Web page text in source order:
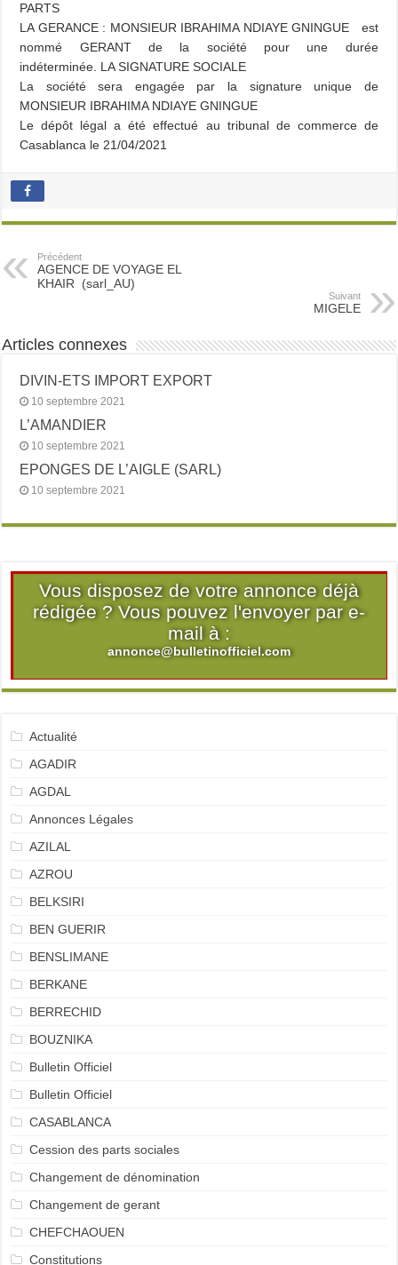
PARTS
LA GERANCE : MONSIEUR IBRAHIMA NDIAYE GNINGUE est
nommé GERANT de la société pour une durée
indéterminée. LA SIGNATURE SOCIALE
La société sera engagée par la signature unique de
MONSIEUR IBRAHIMA NDIAYE GNINGUE
Le dépôt légal a été effectué au tribunal de commerce de
Casablanca le 21/04/2021
Précédent
AGENCE DE VOYAGE EL
KHAIR (sarl_AU)
Suivant
MIGELE
Articles connexes
DIVIN-ETS IMPORT EXPORT
10 septembre 2021
L’AMANDIER
10 septembre 2021
EPONGES DE L’AIGLE (SARL)
10 septembre 2021
Vous disposez de votre annonce déjà
rédigée ? Vous pouvez l'envoyer par e-
mail à :
annonce@bulletinofficiel.com
Actualité
AGADIR
AGDAL
Annonces Légales
AZILAL
AZROU
BELKSIRI
BEN GUERIR
BENSLIMANE
BERKANE
BERRECHID
BOUZNIKA
Bulletin Officiel
Bulletin Officiel
CASABLANCA
Cession des parts sociales
Changement de dénomination
Changement de gerant
CHEFCHAOUEN
Constitutions